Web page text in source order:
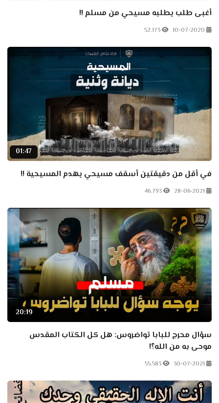
أغبى طلب يطلبه مسيحي من مسلم !!
10-07-2020
52.173
01:47
في أقل من دقيقتين أسقف مسيحي يهدم المسيحية !!
28-06-2021
46.793
20:19
سؤال محرج للبابا تواضروس: هل كل الكتاب المقدس
موحى به من الله؟!
30-07-2021
55.583